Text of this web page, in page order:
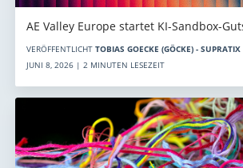
AE Valley Europe startet KI-Sandbox-
VERÖFFENTLICHT TOBIAS GOECKE (GÖCKE) -
JUNI 8, 2026 | 2 MINUTEN LESEZEIT